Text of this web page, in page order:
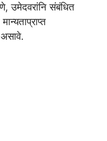
उमेदवरांनि संबंधित